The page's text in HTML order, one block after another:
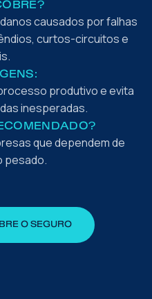
causados por falhas
curtos-circuitos e
produtivo e evita
inesperadas.
que dependem de
pesado.
O SEGURO